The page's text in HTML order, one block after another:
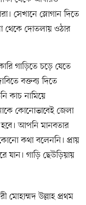
সেখানে স্লোগান দিতে
থেকে দোতলায় ওঠার
গাড়িতে চড়ে যেতে
বক্তব্য দিতে
কাচ নামিয়ে
কোনোভাবেই জেলা
আপনি মানবতার
কথা বলেননি। প্রায়
যান। গাড়ি ছেউড়িয়ায়
মোহাম্মদ উল্লাহ প্রথম